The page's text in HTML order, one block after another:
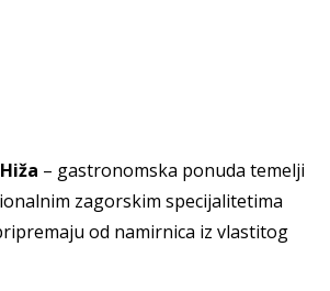
– gastronomska ponuda temelji
zagorskim specijalitetima
od namirnica iz vlastitog